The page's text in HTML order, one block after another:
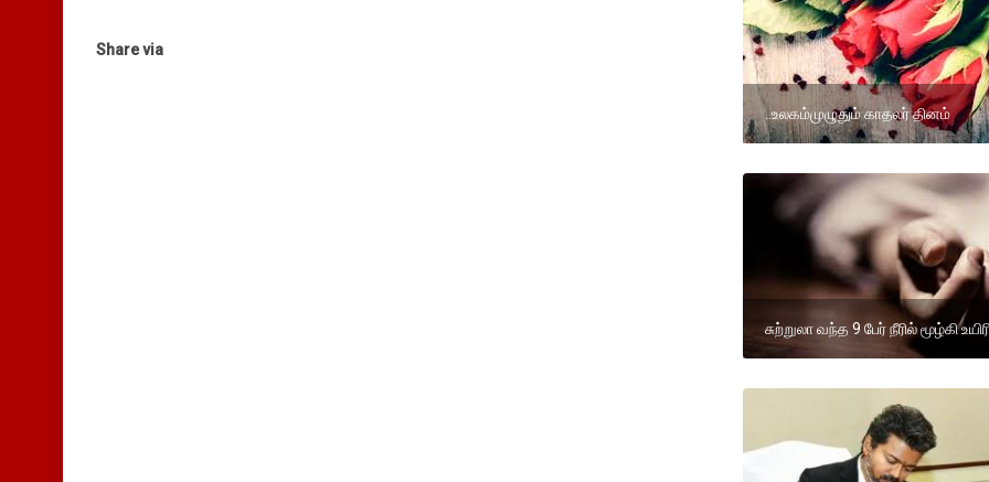
Share via
..உலகம்முழுதும் காதலர் தினம்
சுற்றுலா வந்த 9 பேர் நீரில் மூழ்கி